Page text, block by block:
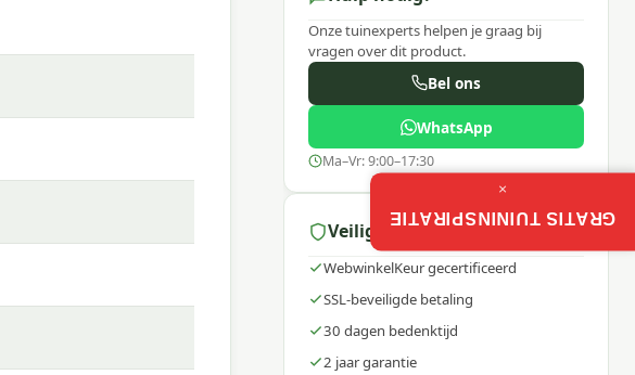
of
tuinmeubelexperts
Onze tuinexperts helpen je graag bij
vragen over dit product.
Bel ons
WhatsApp
Ma–Vr: 9:00–17:30
Veilig winkelen
WebwinkelKeur gecertificeerd
SSL-beveiligde betaling
30 dagen bedenktijd
2 jaar garantie
GRATIS TUININSPIRATIE
×